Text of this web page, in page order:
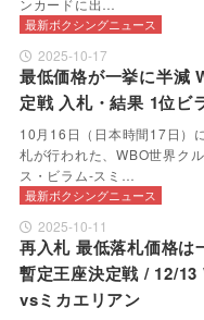
ンカードに出…
最新ボクシングニュース
2025-10-17
最低価格が一挙に半減
定戦 入札・結果 1位ビ
10月16日（日本時間17日）
札が行われた、WBO世界ク
ス・ビラム-スミ…
最新ボクシングニュース
2025-10-11
再入札 最低落札価格は
暫定王座決定戦 / 12/
vsミカエリアン